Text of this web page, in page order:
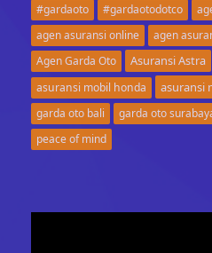
#gardaoto #gardaotodotco
agen asuransi online
agen
Agen Garda Oto
Asuransi Astra
asuransi mobil honda
asuransi
garda oto bali garda oto
peace of mind